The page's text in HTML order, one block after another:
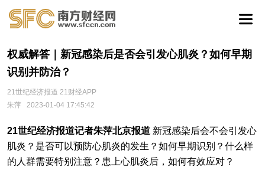
权威解答｜新冠感染后是否会引发心肌炎？如何早期
识别并防治？
21世纪经济报道 21财经APP
朱萍
2023-01-04 17:45:42
21世纪经济报道记者朱萍北京报道 新冠感染后会不会引发心
肌炎？是否可以预防心肌炎的发生？如何早期识别？什么样
的人群需要特别注意？患上心肌炎后，如何有效应对？